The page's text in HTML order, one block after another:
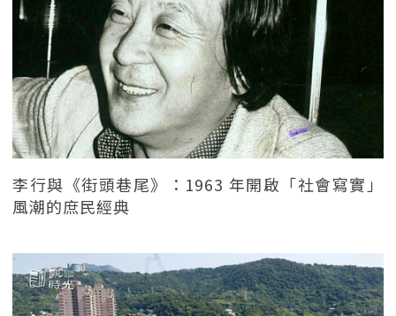
李行與《街頭巷尾》：1963 年開啟「社會寫實」
風潮的庶民經典